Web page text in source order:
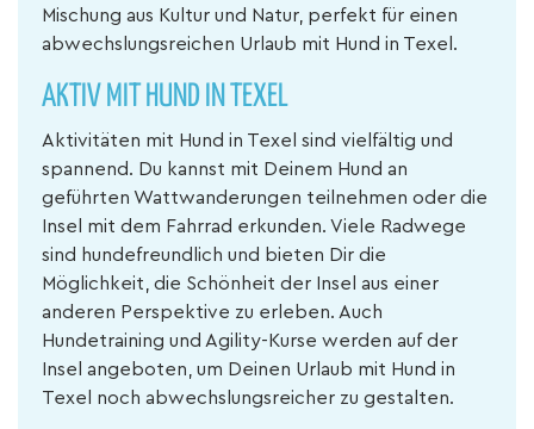
Mischung aus Kultur und Natur, perfekt für einen
abwechslungsreichen Urlaub mit Hund in Texel.
AKTIV MIT HUND IN TEXEL
Aktivitäten mit Hund in Texel sind vielfältig und
spannend. Du kannst mit Deinem Hund an
geführten Wattwanderungen teilnehmen oder die
Insel mit dem Fahrrad erkunden. Viele Radwege
sind hundefreundlich und bieten Dir die
Möglichkeit, die Schönheit der Insel aus einer
anderen Perspektive zu erleben. Auch
Hundetraining und Agility-Kurse werden auf der
Insel angeboten, um Deinen Urlaub mit Hund in
Texel noch abwechslungsreicher zu gestalten.